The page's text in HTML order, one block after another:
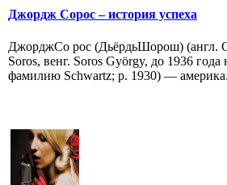
Джордж Сорос – история успеха
ДжорджСо рос (ДьёрдьШорош) (англ.
Soros, венг. Soros György, до 1936 года
фамилию Schwartz; р. 1930) —